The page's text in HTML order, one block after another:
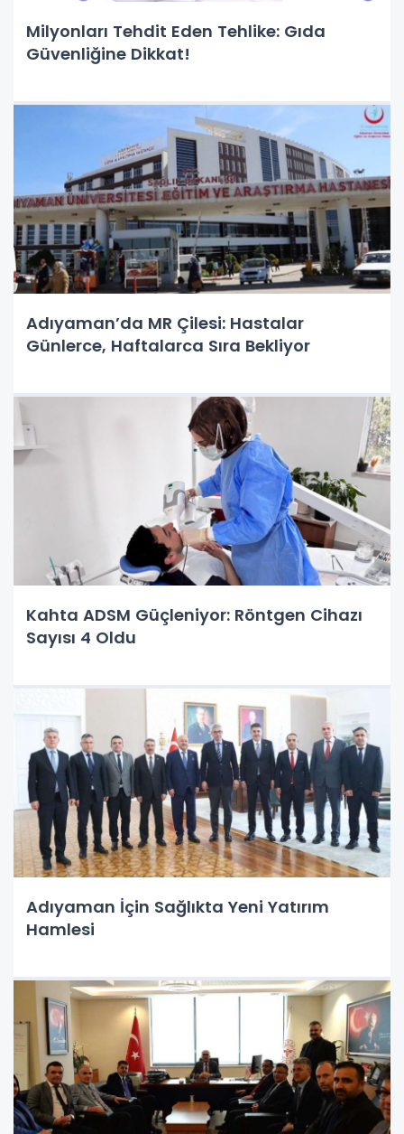
Milyonları Tehdit Eden Tehlike: Gıda
Güvenliğine Dikkat!
Adıyaman’da MR Çilesi: Hastalar
Günlerce, Haftalarca Sıra Bekliyor
Kahta ADSM Güçleniyor: Röntgen Cihazı
Sayısı 4 Oldu
Adıyaman İçin Sağlıkta Yeni Yatırım
Hamlesi